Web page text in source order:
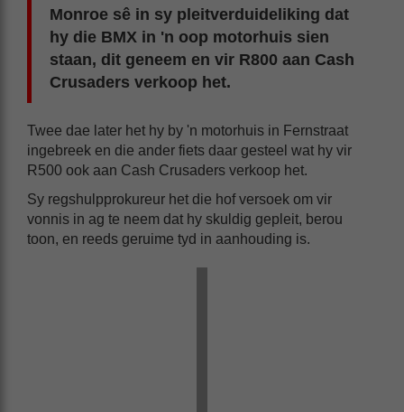
Monroe sê in sy pleitverduideliking dat
hy die BMX in 'n oop motorhuis sien
staan, dit geneem en vir R800 aan Cash
Crusaders verkoop het.
Twee dae later het hy by 'n motorhuis in Fernstraat
ingebreek en die ander fiets daar gesteel wat hy vir
R500 ook aan Cash Crusaders verkoop het.
Sy regshulpprokureur het die hof versoek om vir
vonnis in ag te neem dat hy skuldig gepleit, berou
toon, en reeds geruime tyd in aanhouding is.